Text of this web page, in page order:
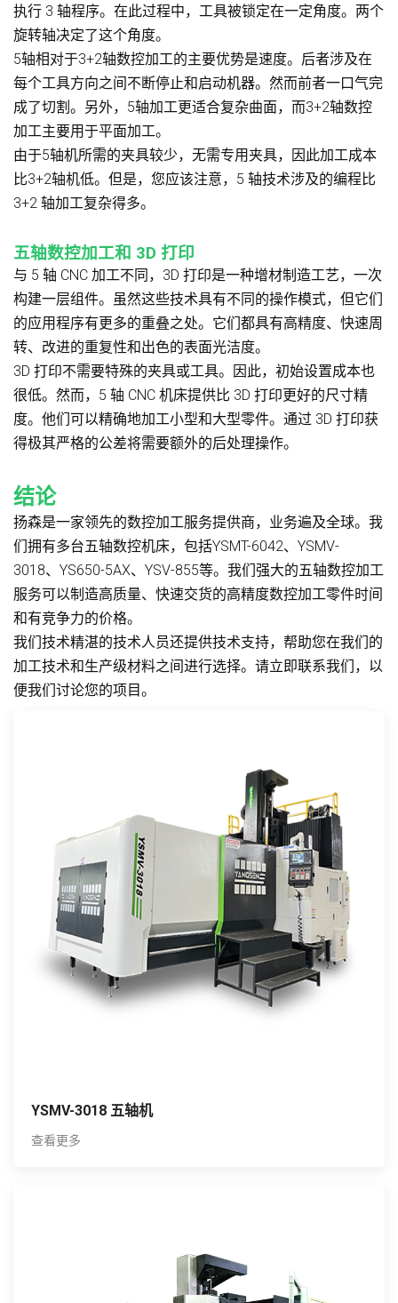
执行 3 轴程序。在此过程中，工具被锁定在一定角度。两个
旋转轴决定了这个角度。
5轴相对于3+2轴数控加工的主要优势是速度。后者涉及在
每个工具方向之间不断停止和启动机器。然而前者一口气完
成了切割。另外，5轴加工更适合复杂曲面，而3+2轴数控
加工主要用于平面加工。
由于5轴机所需的夹具较少，无需专用夹具，因此加工成本
比3+2轴机低。但是，您应该注意，5 轴技术涉及的编程比
3+2 轴加工复杂得多。
五轴数控加工和 3D 打印
与 5 轴 CNC 加工不同，3D 打印是一种增材制造工艺，一次
构建一层组件。虽然这些技术具有不同的操作模式，但它们
的应用程序有更多的重叠之处。它们都具有高精度、快速周
转、改进的重复性和出色的表面光洁度。
3D 打印不需要特殊的夹具或工具。因此，初始设置成本也
很低。然而，5 轴 CNC 机床提供比 3D 打印更好的尺寸精
度。他们可以精确地加工小型和大型零件。通过 3D 打印获
得极其严格的公差将需要额外的后处理操作。
结论
扬森是一家领先的数控加工服务提供商，业务遍及全球。我
们拥有多台五轴数控机床，包括YSMT-6042、YSMV-
3018、YS650-5AX、YSV-855等。我们强大的五轴数控加工
服务可以制造高质量、快速交货的高精度数控加工零件时间
和有竞争力的价格。
我们技术精湛的技术人员还提供技术支持，帮助您在我们的
加工技术和生产级材料之间进行选择。请立即联系我们，以
便我们讨论您的项目。
YSMV-3018 五轴机
查看更多